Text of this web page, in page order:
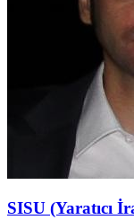
SISU (Yaratıcı